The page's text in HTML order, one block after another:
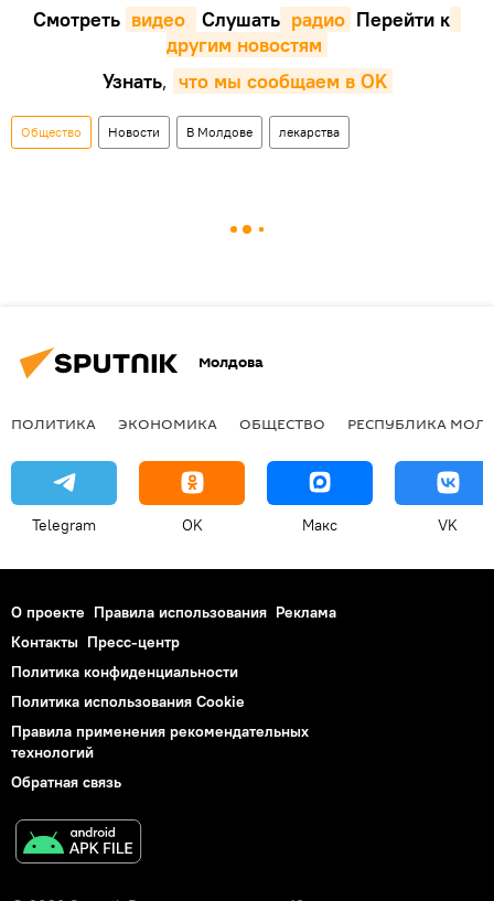
Смотреть видео Cлушать радио Перейти к
другим новостям
Узнать, что мы сообщаем в OK
Общество Новости В Молдове лекарства
Молдова
ПОЛИТИКА ЭКОНОМИКА ОБЩЕСТВО РЕСПУБЛИКА
Telegram OK Макс VK
О проекте Правила использования Реклама
Контакты Пресс-центр
Политика конфиденциальности
Политика использования Cookie
Правила применения рекомендательных
технологий
Обратная связь